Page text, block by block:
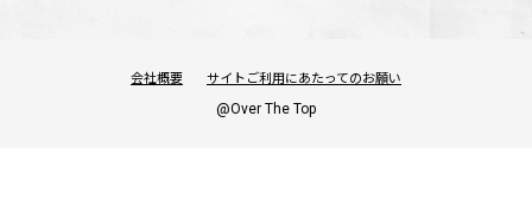
会社概要 サイトご利用にあたってのお願い
@Over The Top